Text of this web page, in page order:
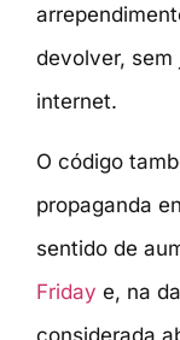
devolver,
internet.
O código
propaganda
sentido de
Friday e, na